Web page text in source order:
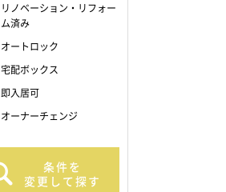
リノベーション・リフォー
ム済み
オートロック
宅配ボックス
即入居可
オーナーチェンジ
条件を
変更して探す